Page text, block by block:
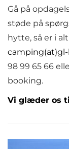
Gå på
støde på
hytte, så er i
98 99 65 66
booking.
Vi glæder os